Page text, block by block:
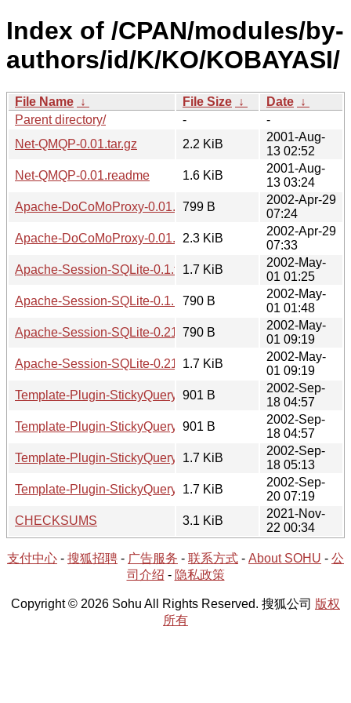
Index of /CPAN/modules/by-
authors/id/K/KO/KOBAYASI/
File Name ↓ File Size ↓ Date ↓
Parent directory/
-
-
Net-QMQP-0.01.tar.gz
2.2 KiB
2001-Aug-
13 02:52
Net-QMQP-0.01.readme
1.6 KiB
2001-Aug-
13 03:24
Apache-DoCoMoProxy-0.01.readme
799 B
2002-Apr-29
07:24
Apache-DoCoMoProxy-0.01.tar.gz
2.3 KiB
2002-Apr-29
07:33
Apache-Session-SQLite-0.1.tar.gz1.7 KiB
2002-May-
01 01:25
Apache-Session-SQLite-0.1.readme
790 B
2002-May-
01 01:48
Apache-Session-SQLite-0.21.readme
790 B
2002-May-
01 09:19
Apache-Session-SQLite-0.21.tar.gz
1.7 KiB
2002-May-
01 09:19
Template-Plugin-StickyQuery-0.02.readme
901 B
2002-Sep-
18 04:57
Template-Plugin-StickyQuery-0.01.readme
901 B
2002-Sep-
18 04:57
Template-Plugin-StickyQuery-0.01.tar.gz
1.7 KiB
2002-Sep-
18 05:13
Template-Plugin-StickyQuery-0.02.tar.gz
1.7 KiB
2002-Sep-
20 07:19
CHECKSUMS
3.1 KiB
2021-Nov-
22 00:34
支付中心 - 搜狐招聘 - 广告服务 - 联系方式 - About SOHU - 公
司介绍 - 隐私政策
Copyright © 2026 Sohu All Rights Reserved. 搜狐公司 版权
所有